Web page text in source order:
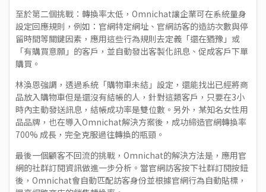
至於第二個挑戰：轉換率太低，Omnichat讓企業可在系統量身
設定回應規則，例如：官網特定網址、官網訪客的造訪次數與停
留時間等關鍵因素，應用這些行為規則去定義「還在猶豫」或
「有購買意願」的客戶，並自動發出客製化訊息、促成客戶下單
購買。
林渙恩強調，透過系統「購物車未結」設定，還能找出已經將商
品放入購物車但是還沒有結帳的人，針對這類客戶，只要在3小
時內主動發送訊息，結帳成功率是雙位數。另外，某知名女性用
品品牌，也在導入Omnichat解決方案後，成功締造官網轉換率
700% 成長，完全克服過往轉換的瓶頸。
最後一個顧客不回流的挑戰，Omnichat的解決方法是，應用官
網的社群訂閱資訊做進一步分析。當官網訪客按下社群訂閱按鈕
後，Omnichat會自動匹配訪客身份並根據官網行為自動貼標，